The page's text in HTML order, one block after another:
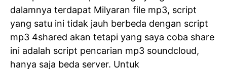
dalamnya terdapat Milyaran file mp3, script
yang satu ini tidak jauh berbeda dengan script
mp3 4shared akan tetapi yang saya coba share
ini adalah script pencarian mp3 soundcloud,
hanya saja beda server. Untuk